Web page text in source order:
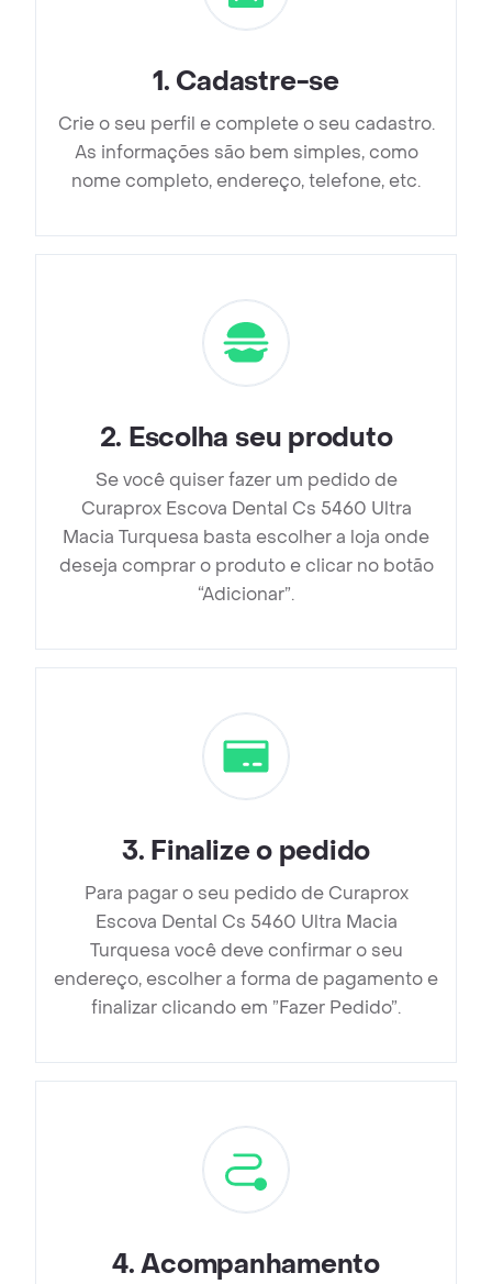
1. Cadastre-se
Crie o seu perfil e complete o seu cadastro.
As informações são bem simples, como
nome completo, endereço, telefone, etc.
2. Escolha seu produto
Se você quiser fazer um pedido de
Curaprox Escova Dental Cs 5460 Ultra
Macia Turquesa basta escolher a loja onde
deseja comprar o produto e clicar no botão
“Adicionar”.
3. Finalize o pedido
Para pagar o seu pedido de Curaprox
Escova Dental Cs 5460 Ultra Macia
Turquesa você deve confirmar o seu
endereço, escolher a forma de pagamento e
finalizar clicando em ”Fazer Pedido”.
4.Acompanhamento